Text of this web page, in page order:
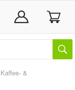
Kaffee- &